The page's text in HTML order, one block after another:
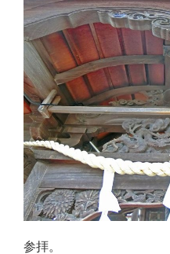
参拝。